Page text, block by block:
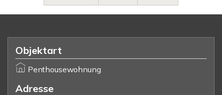
Objektart
Penthousewohnung
Adresse